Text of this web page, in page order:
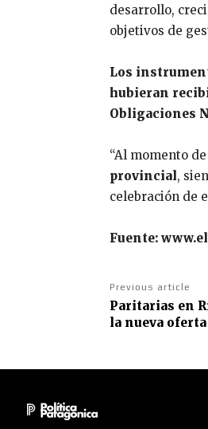
desarrollo,
objetivos de
Los
hubieran
Obligaciones
“Al momento
provincial,
celebración de
Fuente:
Previous article
Paritarias en
la nueva